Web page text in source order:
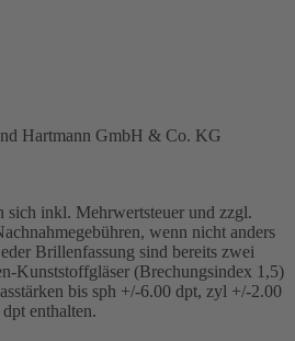
Hartmann GmbH & Co. KG
sich inkl. Mehrwertsteuer und zzgl.
wenn nicht anders
Brillenfassung sind bereits zwei
Kunststoffgläser (Brechungsindex 1,5)
bis sph +/-6.00 dpt, zyl +/-2.00
dpt enthalten.